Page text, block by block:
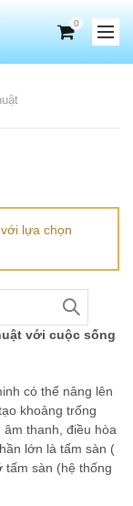
0
lựa chọn
với cuộc sống
có thể nâng lên
khoảng trống
thanh, điều hòa
lớn là tấm sàn (
tấm sàn (hệ thống